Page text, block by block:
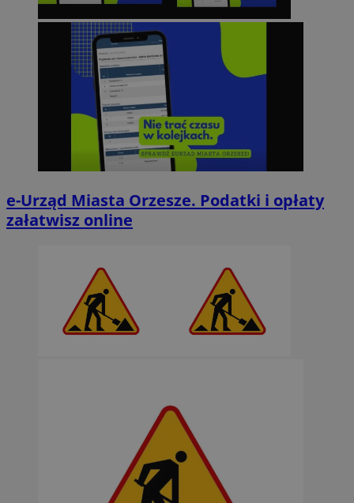
e-Urząd Miasta Orzesze. Podatki i opłaty
załatwisz online